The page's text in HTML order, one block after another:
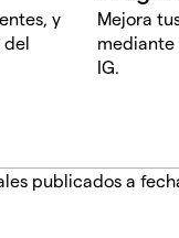
y
del
Mejora
mediante
IG.
publicados a